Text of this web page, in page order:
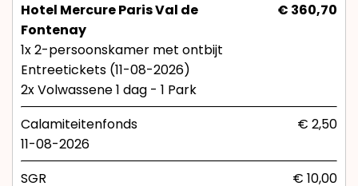
Hotel Mercure Paris Val de
Fontenay
€ 360,70
1x 2-persoonskamer met ontbijt
Entreetickets (11-08-2026)
2x Volwassene 1 dag - 1 Park
Calamiteitenfonds
€ 2,50
11-08-2026
SGR
€ 10,00